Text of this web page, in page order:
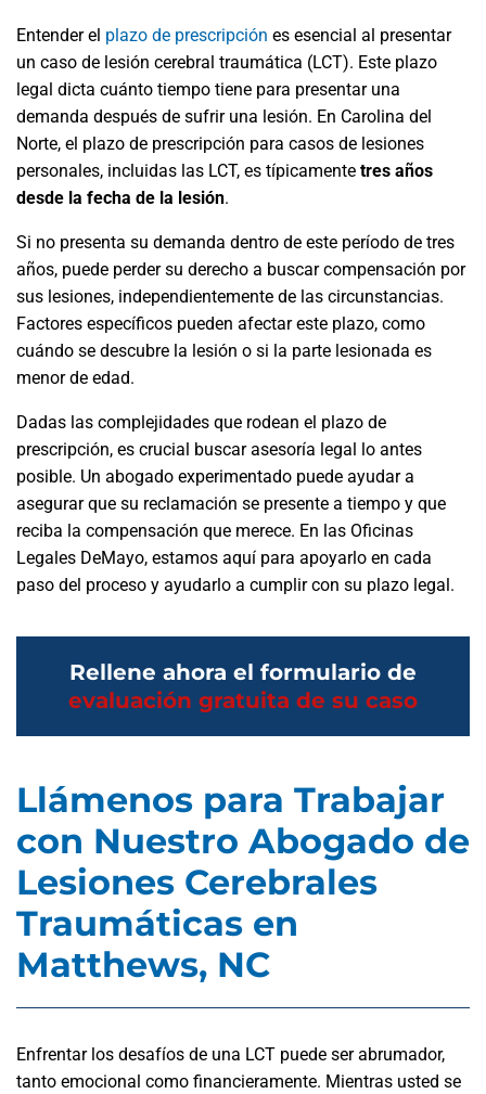
Entender el plazo de prescripción es esencial al presentar
un caso de lesión cerebral traumática (LCT). Este plazo
legal dicta cuánto tiempo tiene para presentar una
demanda después de sufrir una lesión. En Carolina del
Norte, el plazo de prescripción para casos de lesiones
personales, incluidas las LCT, es típicamente tres años
desde la fecha de la lesión.
Si no presenta su demanda dentro de este período de tres
años, puede perder su derecho a buscar compensación por
sus lesiones, independientemente de las circunstancias.
Factores específicos pueden afectar este plazo, como
cuándo se descubre la lesión o si la parte lesionada es
menor de edad.
Dadas las complejidades que rodean el plazo de
prescripción, es crucial buscar asesoría legal lo antes
posible. Un abogado experimentado puede ayudar a
asegurar que su reclamación se presente a tiempo y que
reciba la compensación que merece. En las Oficinas
Legales DeMayo, estamos aquí para apoyarlo en cada
paso del proceso y ayudarlo a cumplir con su plazo legal.
Rellene ahora el formulario de
evaluación gratuita de su caso
Llámenos para Trabajar
con Nuestro Abogado de
Lesiones Cerebrales
Traumáticas en
Matthews, NC
Enfrentar los desafíos de una LCT puede ser abrumador,
tanto emocional como financieramente. Mientras usted se